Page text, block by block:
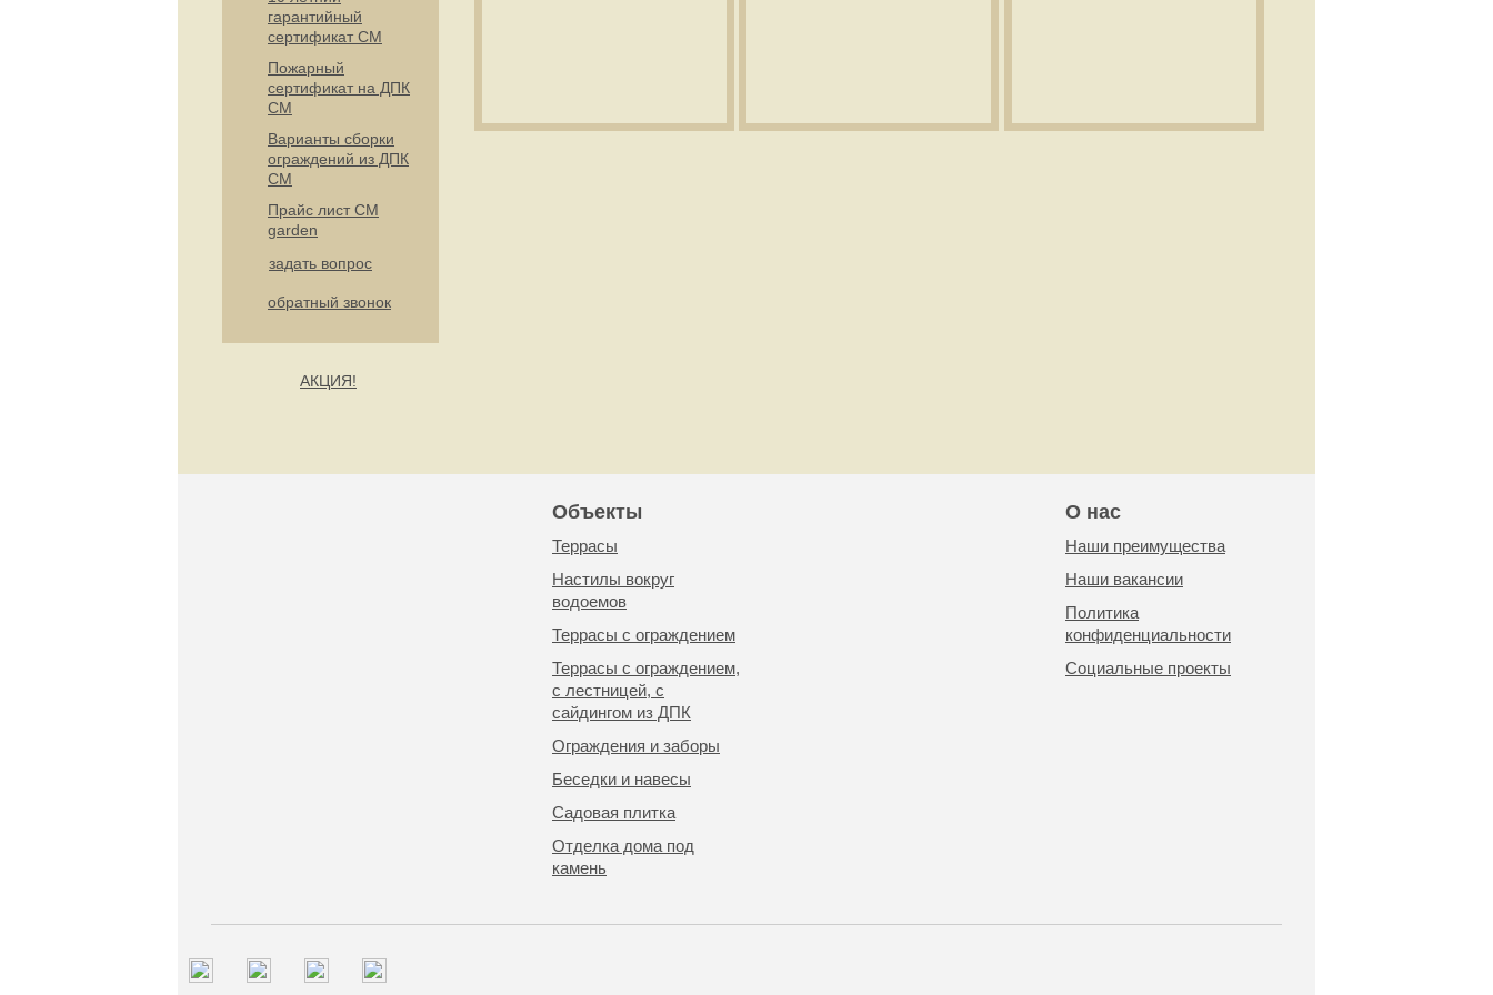
гарантийный
сертификат СМ
Пожарный
сертификат на ДПК
CM
Варианты сборки
ограждений из ДПК
CM
Прайс лист CM
garden
задать вопрос
обратный звонок
АКЦИЯ!
Объекты
Террасы
Настилы вокруг
водоемов
Террасы с ограждением
Террасы с ограждением,
с лестницей, с
сайдингом из ДПК
Ограждения и заборы
Беседки и навесы
Садовая плитка
Отделка дома под
камень
О нас
Наши преимущества
Наши вакансии
Политика
конфиденциальности
Социальные проекты